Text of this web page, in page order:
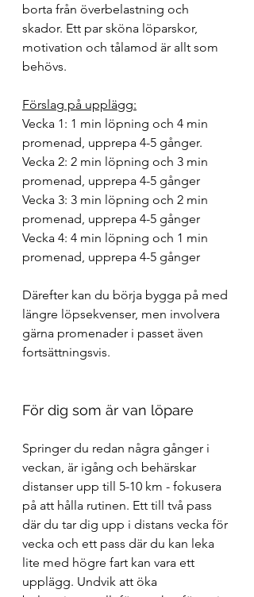
borta från överbelastning och
skador. Ett par sköna löparskor,
motivation och tålamod är allt som
behövs.
Förslag på upplägg:
Vecka 1: 1 min löpning och 4 min
promenad, upprepa 4-5 gånger.
Vecka 2: 2 min löpning och 3 min
promenad, upprepa 4-5 gånger
Vecka 3: 3 min löpning och 2 min
promenad, upprepa 4-5 gånger
Vecka 4: 4 min löpning och 1 min
promenad, upprepa 4-5 gånger
Därefter kan du börja bygga på med
längre löpsekvenser, men involvera
gärna promenader i passet även
fortsättningsvis.
För dig som är van löpare
Springer du redan några gånger i
veckan, är igång och behärskar
distanser upp till 5-10 km - fokusera
på att hålla rutinen. Ett till två pass
där du tar dig upp i distans vecka för
vecka och ett pass där du kan leka
lite med högre fart kan vara ett
upplägg. Undvik att öka